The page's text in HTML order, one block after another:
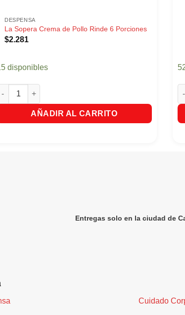
DESPENSA
La Sopera Crema de Pollo Rinde 6 Porciones
$2.281
disponibles
La Sopera Crema de Pollo Rinde 6 Porciones cantidad
AÑADIR AL CARRITO
Entregas solo en la ciudad de
Cuidado